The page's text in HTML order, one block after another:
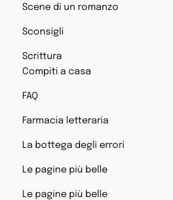
Scene di un romanzo
Sconsigli
Scrittura
Compiti a casa
FAQ
Farmacia letteraria
La bottega degli errori
Le pagine più belle
Le pagine più belle